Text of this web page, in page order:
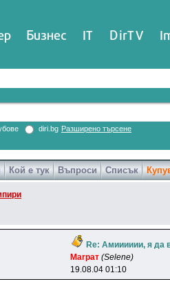
Бизнес IT DirTV
diri.bg Разширено търсене
Кой е тук Въпроси Списък
Re: Амииииии, я да
Marpaт (Selene)
19.08.04 01:10